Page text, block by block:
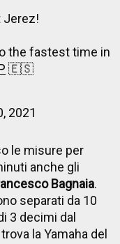
Jerez!
the fastest time in
🇪🇸
2021
le misure per
anche gli
Bagnaia.
separati da 10
3 decimi dal
la Yamaha del